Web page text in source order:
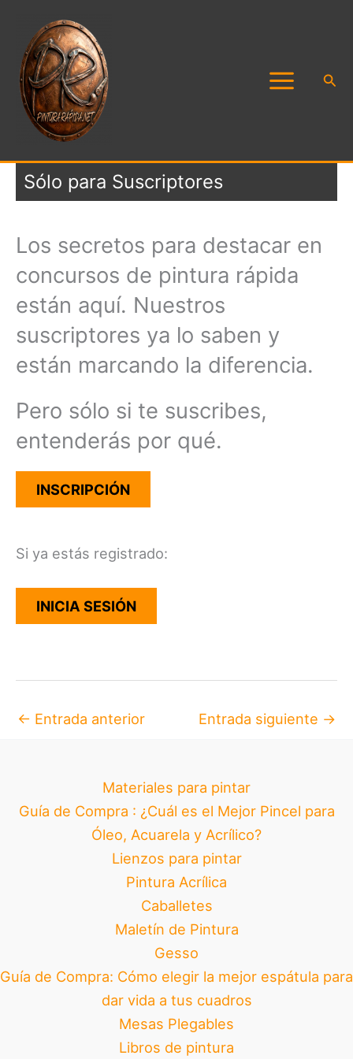
contenido
Sólo para Suscriptores
Los secretos para destacar en
concursos de pintura rápida
están aquí. Nuestros
suscriptores ya lo saben y
están marcando la diferencia.
Pero sólo si te suscribes,
entenderás por qué.
INSCRIPCIÓN
Si ya estás registrado:
INICIA SESIÓN
← Entrada anterior Entrada siguiente →
Materiales para pintar
Guía de Compra : ¿Cuál es el Mejor Pincel para
Óleo, Acuarela y Acrílico?
Lienzos para pintar
Pintura Acrílica
Caballetes
Maletín de Pintura
Gesso
Guía de Compra: Cómo elegir la mejor espátula para
dar vida a tus cuadros
Mesas Plegables
Libros de pintura